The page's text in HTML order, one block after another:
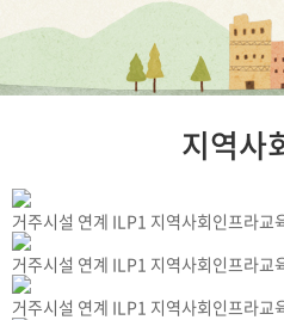
지역사
거주시설 연계 ILP1 지역사회인프라교
거주시설 연계 ILP1 지역사회인프라교
거주시설 연계 ILP1 지역사회인프라교